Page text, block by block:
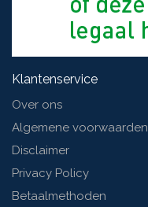
Klantenservice
Over ons
Algemene voorwaarden
Disclaimer
Privacy Policy
Betaalmethoden